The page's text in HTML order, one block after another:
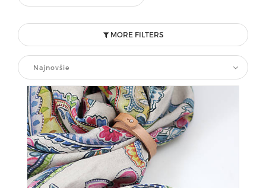
MORE FILTERS
Najnovšie